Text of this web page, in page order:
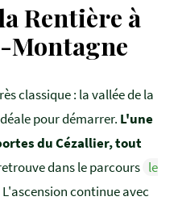
Rentière à
classique : la vallée de la
pour démarrer. L'une
du Cézallier, tout
dans le parcours le
L'ascension continue avec